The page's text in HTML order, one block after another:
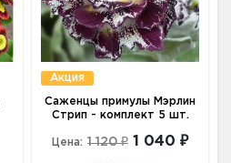
Акция
Саженцы примулы Мэрлин
Стрип - комплект 5 шт.
Цена: 1 120 ₽ 1 040 ₽